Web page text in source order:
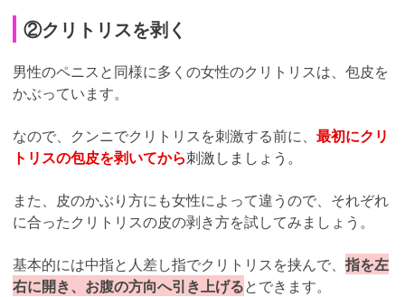
②クリトリスを剥く
男性のペニスと同様に多くの女性のクリトリスは、包皮を
かぶっています。
なので、クンニでクリトリスを刺激する前に、 最初にクリ
トリスの包皮を剥いてから刺激しましょう。
また、皮のかぶり方にも女性によって違うので、それぞれ
に合ったクリトリスの皮の剥き方を試してみましょう。
基本的には中指と人差し指でクリトリスを挟んで、 指を左
右に開き、お腹の方向へ引き上げるとできます。